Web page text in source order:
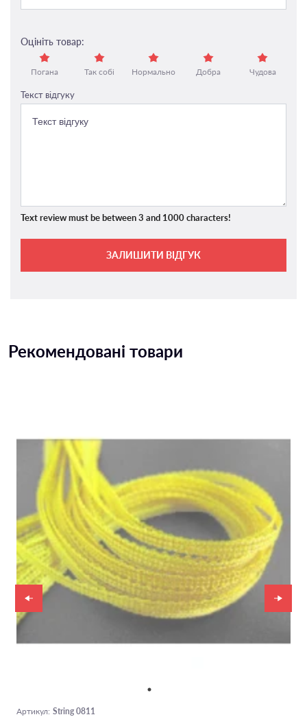
Оцініть товар:
Погана Так собі Нормально Добра Чудова
Текст відгуку
Text review must be between 3 and 1000 characters!
ЗАЛИШИТИ ВІДГУК
Рекомендовані товари
Артикул: String 0811